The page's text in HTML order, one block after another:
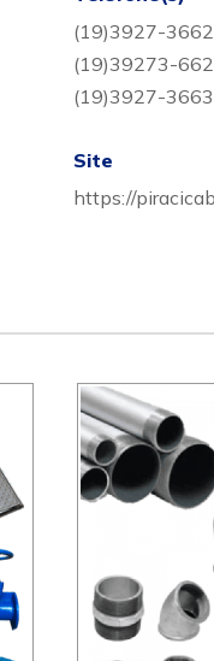
(19)3927-3662
(19)39273-662
(19)3927-3663
Site
https://